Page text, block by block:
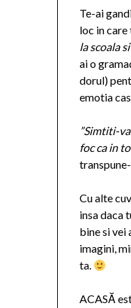
Te-ai
loc in
la scoala
ai o
dorul)
emotia
”Simtiti-
foc ca in
Cu alte
insa daca
bine si vei
imagini,
ta.
ACASĂ